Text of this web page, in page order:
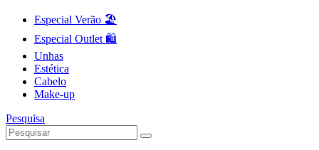
Especial Verão 🏖️
Especial Outlet 🛍️
Unhas
Estética
Cabelo
Make-up
Pesquisa